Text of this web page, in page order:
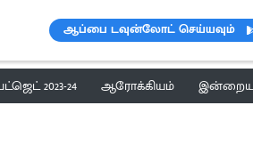
ஆப்பை டவுன்லோட் செய்யவும்
2023-24 ஆரோக்கியம் இன்றைய